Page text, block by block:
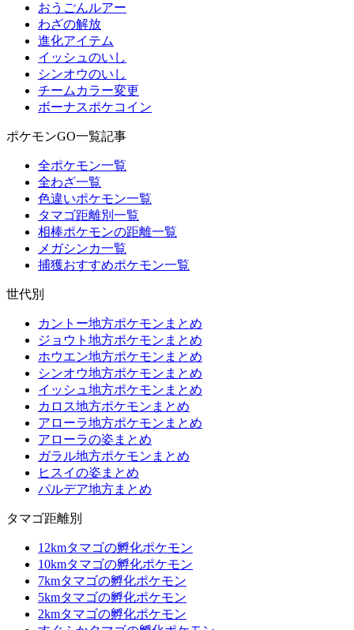
おうごんルアー
わざの解放
進化アイテム
イッシュのいし
シンオウのいし
チームカラー変更
ボーナスポケコイン
ポケモンGO一覧記事
全ポケモン一覧
全わざ一覧
色違いポケモン一覧
タマゴ距離別一覧
相棒ポケモンの距離一覧
メガシンカ一覧
捕獲おすすめポケモン一覧
世代別
カントー地方ポケモンまとめ
ジョウト地方ポケモンまとめ
ホウエン地方ポケモンまとめ
シンオウ地方ポケモンまとめ
イッシュ地方ポケモンまとめ
カロス地方ポケモンまとめ
アローラ地方ポケモンまとめ
アローラの姿まとめ
ガラル地方ポケモンまとめ
ヒスイの姿まとめ
パルデア地方まとめ
タマゴ距離別
12kmタマゴの孵化ポケモン
10kmタマゴの孵化ポケモン
7kmタマゴの孵化ポケモン
5kmタマゴの孵化ポケモン
2kmタマゴの孵化ポケモン